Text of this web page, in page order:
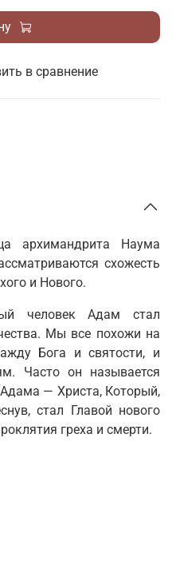
в сравнение
архимандрита Наума
схожесть
и Нового.
человек Адам стал
Мы все похожи на
Бога и святости, и
Часто он называется
— Христа, Который,
стал Главой нового
греха и смерти.